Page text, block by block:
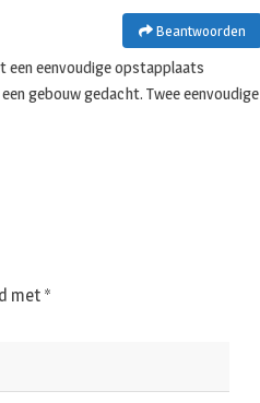
Beantwoorden
een eenvoudige opstapplaats
gebouw gedacht. Twee eenvoudige
met *